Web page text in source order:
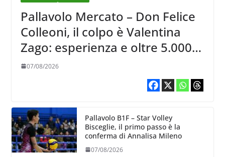
Pallavolo Mercato – Don Felice
Colleoni, il colpo è Valentina
Zago: esperienza e oltre 5.000
punti al servizio di Trescore
07/08/2026
Pallavolo B1F – Star Volley
Bisceglie, il primo passo è la
conferma di Annalisa Mileno
07/08/2026